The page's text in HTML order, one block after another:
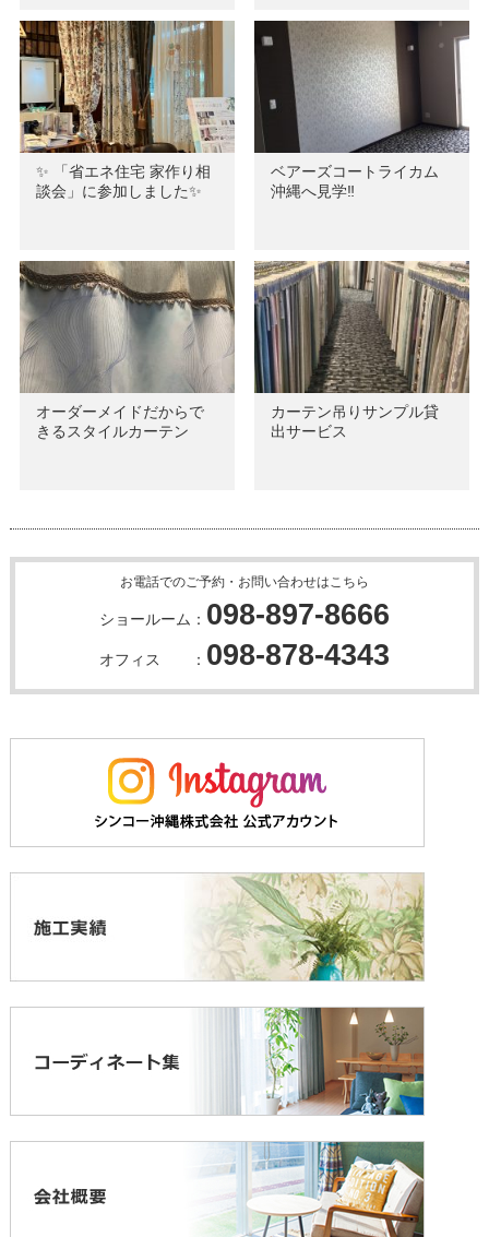
✨ 「省エネ住宅 家作り相
談会」に参加しました✨
ベアーズコートライカム
沖縄へ見学‼
オーダーメイドだからで
きるスタイルカーテン
カーテン吊りサンプル貸
出サービス
お電話でのご予約・お問い合わせはこちら
ショールーム： 098-897-8666
オフィス ： 098-878-4343